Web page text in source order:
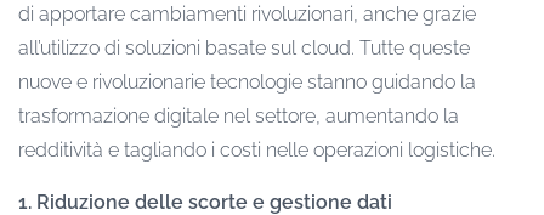
di apportare cambiamenti rivoluzionari, anche grazie
all’utilizzo di soluzioni basate sul cloud. Tutte queste
nuove e rivoluzionarie tecnologie stanno guidando la
trasformazione digitale nel settore, aumentando la
redditività e tagliando i costi nelle operazioni logistiche.
1. Riduzione delle scorte e gestione dati